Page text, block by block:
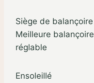
Siège de
Meilleure
réglable
Ensoleillé